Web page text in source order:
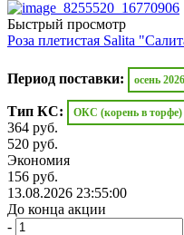
Быстрый просмотр
Роза плетистая Salita
Период поставки: осень 2026
Тип КС: ОКС (корень в торфе)
364 руб.
520 руб.
Экономия
156 руб.
13.08.2026 23:55:00
До конца акции
-